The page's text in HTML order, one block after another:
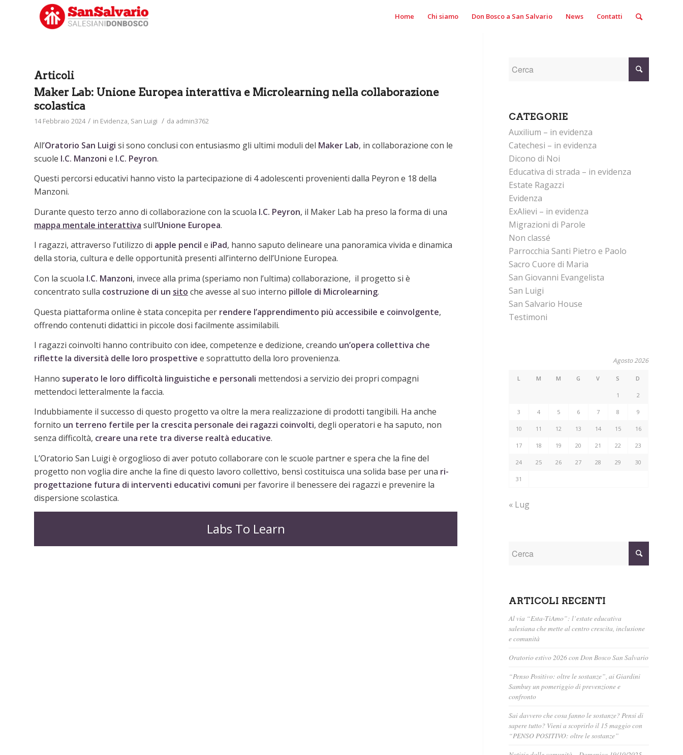
Home Chi siamo Don Bosco a San Salvario News Contatti
Articoli
Maker Lab: Unione Europea interattiva e Microlearning nella collaborazione
scolastica
14 Febbraio 2024 / in Evidenza, San Luigi / da admin3762
All’Oratorio San Luigi si sono conclusi con entusiasmo gli ultimi moduli del Maker Lab, in collaborazione con le
scuole I.C. Manzoni e I.C. Peyron.
Questi percorsi educativi hanno visto la partecipazione di 4 adolescenti provenienti dalla Peyron e 18 della
Manzoni.
Durante questo terzo anno di collaborazione con la scuola I.C. Peyron, il Maker Lab ha preso la forma di una
mappa mentale interattiva sull’Unione Europea.
I ragazzi, attraverso l’utilizzo di apple pencil e iPad, hanno saputo delineare una panoramica vivida e dinamica
della storia, cultura e delle opportunità presenti all’interno dell’Unione Europea.
Con la scuola I.C. Manzoni, invece alla prima (speriamo non l’ultima) collaborazione, il progetto si è
concentrato sulla costruzione di un sito che avesse al suo interno pillole di Microlearning.
Questa piattaforma online è stata concepita per rendere l’apprendimento più accessibile e coinvolgente,
offrendo contenuti didattici in piccole dosi facilmente assimilabili.
I ragazzi coinvolti hanno contribuito con idee, competenze e dedizione, creando un’opera collettiva che
riflette la diversità delle loro prospettive e soprattutto della loro provenienza.
Hanno superato le loro difficoltà linguistiche e personali mettendosi a servizio dei propri compagni
mettendoci letteralmente la faccia.
Indubbiamente il successo di questo progetto va oltre la mera realizzazione di prodotti tangibili. Ha anche
fornito un terreno fertile per la crescita personale dei ragazzi coinvolti, degli operatori e ha saputo, non
senza difficoltà, creare una rete tra diverse realtà educative.
L’Oratorio San Luigi è orgoglioso di aver potuto collaborare con le scuole partner e spera che la fine del
progetto non voglia dire anche la fine di questo lavoro collettivo, bensì costituisca una solida base per una ri-
progettazione futura di interventi educativi comuni per favorire il benessere dei ragazzi e prevenire la
dispersione scolastica.
Labs To Learn
CATEGORIE
Auxilium – in evidenza
Catechesi – in evidenza
Dicono di Noi
Educativa di strada – in evidenza
Estate Ragazzi
Evidenza
ExAlievi – in evidenza
Migrazioni di Parole
Non classé
Parrocchia Santi Pietro e Paolo
Sacro Cuore di Maria
San Giovanni Evangelista
San Luigi
San Salvario House
Testimoni
Agosto 2026
L M M G V S D
1 2
3 4 5 6 7 8 9
10 11 12 13 14 15 16
17 18 19 20 21 22 23
24 25 26 27 28 29 30
31
« Lug
ARTICOLI RECENTI
Al via “Esta-TiAmo”: l’estate educativa
salesiana che mette al centro crescita, inclusione
e comunità
Oratorio estivo 2026 con Don Bosco San Salvario
“Penso Positivo: oltre le sostanze”, ai Giardini
Sambuy un pomeriggio di prevenzione e
confronto
Sai davvero che cosa fanno le sostanze? Pensi di
sapere tutto? Vieni a scoprirlo il 15 maggio con
“PENSO POSITIVO: oltre le sostanze”